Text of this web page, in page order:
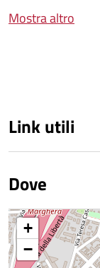
Mostra altro
Link utili
Dove
+
−